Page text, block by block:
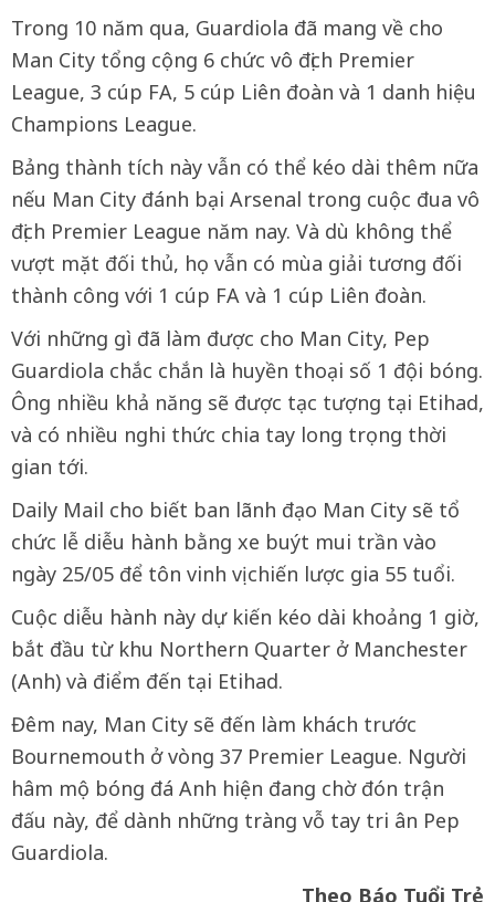
Trong 10 năm qua, Guardiola đã mang về cho
Man City tổng cộng 6 chức vô địch Premier
League, 3 cúp FA, 5 cúp Liên đoàn và 1 danh hiệu
Champions League.
Bảng thành tích này vẫn có thể kéo dài thêm nữa
nếu Man City đánh bại Arsenal trong cuộc đua vô
địch Premier League năm nay. Và dù không thể
vượt mặt đối thủ, họ vẫn có mùa giải tương đối
thành công với 1 cúp FA và 1 cúp Liên đoàn.
Với những gì đã làm được cho Man City, Pep
Guardiola chắc chắn là huyền thoại số 1 đội bóng.
Ông nhiều khả năng sẽ được tạc tượng tại Etihad,
và có nhiều nghi thức chia tay long trọng thời
gian tới.
Daily Mail cho biết ban lãnh đạo Man City sẽ tổ
chức lễ diễu hành bằng xe buýt mui trần vào
ngày 25/05 để tôn vinh vị chiến lược gia 55 tuổi.
Cuộc diễu hành này dự kiến kéo dài khoảng 1 giờ,
bắt đầu từ khu Northern Quarter ở Manchester
(Anh) và điểm đến tại Etihad.
Đêm nay, Man City sẽ đến làm khách trước
Bournemouth ở vòng 37 Premier League. Người
hâm mộ bóng đá Anh hiện đang chờ đón trận
đấu này, để dành những tràng vỗ tay tri ân Pep
Guardiola.
Theo Báo Tuổi Trẻ